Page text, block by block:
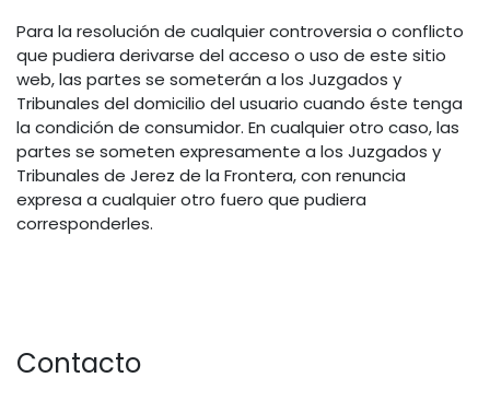
Para la resolución de cualquier controversia o conflicto
que pudiera derivarse del acceso o uso de este sitio
web, las partes se someterán a los Juzgados y
Tribunales del domicilio del usuario cuando éste tenga
la condición de consumidor. En cualquier otro caso, las
partes se someten expresamente a los Juzgados y
Tribunales de Jerez de la Frontera, con renuncia
expresa a cualquier otro fuero que pudiera
corresponderles.
Contacto